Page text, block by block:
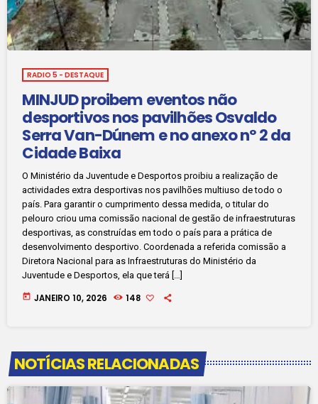
RADIO 5 - DESTAQUE
MINJUD proibem eventos não
desportivos nos pavilhões Osvaldo
Serra Van-Dúnem e no anexo nº 2 da
Cidade Baixa
O Ministério da Juventude e Desportos proibiu a realização de
actividades extra desportivas nos pavilhões multiuso de todo o
país. Para garantir o cumprimento dessa medida, o titular do
pelouro criou uma comissão nacional de gestão de infraestruturas
desportivas, as construídas em todo o país para a prática de
desenvolvimento desportivo. Coordenada a referida comissão a
Diretora Nacional para as Infraestruturas do Ministério da
Juventude e Desportos, ela que terá […]
today JANEIRO 10, 2026 148
NOTÍCIAS RELACIONADAS